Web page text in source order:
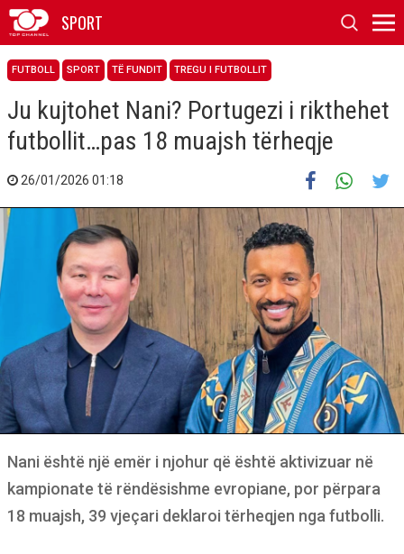
SPORT
FUTBOLL SPORT TË FUNDIT TREGU I FUTBOLLIT
Ju kujtohet Nani? Portugezi i rikthehet
futbollit…pas 18 muajsh tërheqje
26/01/2026 01:18
Nani është një emër i njohur që është aktivizuar në
kampionate të rëndësishme evropiane, por përpara
18 muajsh, 39 vjeçari deklaroi tërheqjen nga futbolli.